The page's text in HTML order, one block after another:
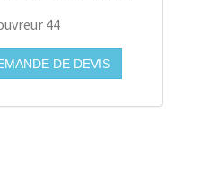
44
DE DEVIS